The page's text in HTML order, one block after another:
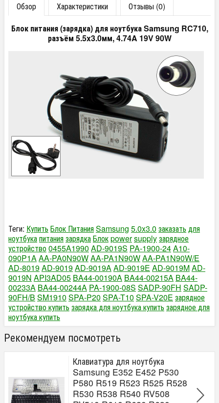
Обзор Характеристики
Отзывы (0)
Блок питания (зарядка) для ноутбука Samsung RC710,
разъём 5.5x3.0мм, 4.74A 19V 90W
Теги: Купить Блок ПитанияSamsung 5.0x3.0 заказать для
ноутбукапитаниязарядкаБлокpowersupplyзарядное
устройство0455A1990 AD-9019S PA-1900-24A10-
090P1AAA-PA0N90WAA-PA1N90WAA-PA1N90W/E
AD-8019AD-9019AD-9019AAD-9019E AD-9019MAD-
9019N API3AD05 BA44-00190A BA44-00215A BA44-
00233A BA44-00244A PA-1900-08S SADP-90FH SADP-
90FH/B SM1910 SPA-P20 SPA-T10 SPA-V20E зарядное
устройство купить зарядка для ноутбука купить зарядное для
ноутбука купить
Рекомендуем посмотреть
Клавиатура для ноутбука
Samsung E352 E452 P530
P580 R519 R523 R525 R528
R530 R538 R540 RV508